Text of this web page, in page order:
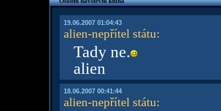
19.06.2007 01:04:43
alien-nepřítel státu:
Tady ne.
alien
18.06.2007 00:41:44
alien-nepřítel státu: